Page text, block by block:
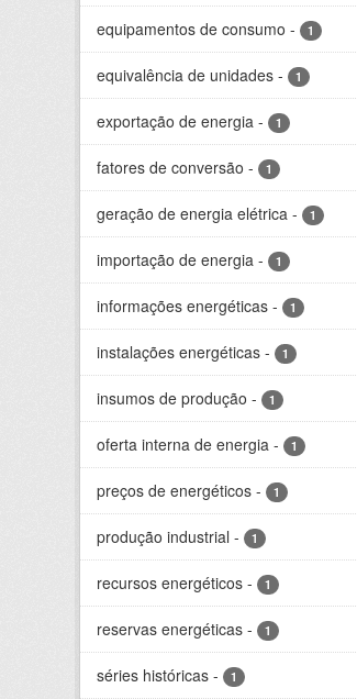
equipamentos de consumo - 1
equivalência de unidades - 1
exportação de energia - 1
fatores de conversão - 1
geração de energia elétrica - 1
importação de energia - 1
informações energéticas - 1
instalações energéticas - 1
insumos de produção - 1
oferta interna de energia - 1
preços de energéticos - 1
produção industrial - 1
recursos energéticos - 1
reservas energéticas - 1
séries históricas - 1